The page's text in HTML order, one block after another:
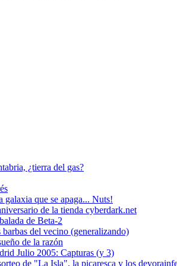
¿tierra del gas?
galaxia que se apaga... Nuts!
de la tienda cyberdark.net
de Beta-2
barbas del vecino (generalizando)
de la razón
Julio 2005: Capturas (y 3)
de "La Isla", la picaresca y los